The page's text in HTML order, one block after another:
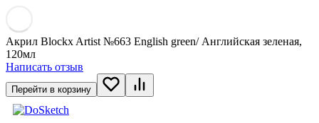
Акрил Blockx Artist №663 English green/ Английская зеленая,
120мл
Написать отзыв
Перейти в корзину